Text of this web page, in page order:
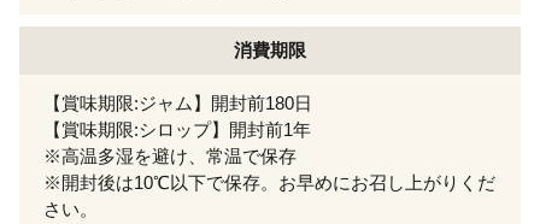
消費期限
【賞味期限:ジャム】開封前180日
【賞味期限:シロップ】開封前1年
※高温多湿を避け、常温で保存
※開封後は10℃以下で保存。お早めにお召し上がりくだ
さい。